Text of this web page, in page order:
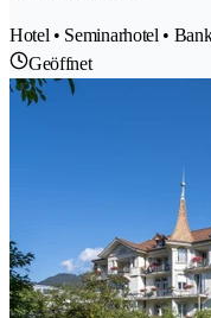
Hotel • Seminarhotel •
Geöffnet